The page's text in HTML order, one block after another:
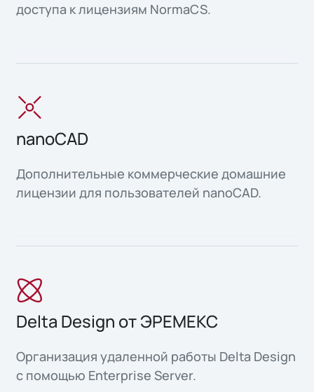
доступа к лицензиям NormaCS.
nanoCAD
Дополнительные коммерческие домашние
лицензии для пользователей nanoCAD.
Delta Design от ЭРЕМЕКС
Организация удаленной работы Delta Design
с помощью Enterprise Server.